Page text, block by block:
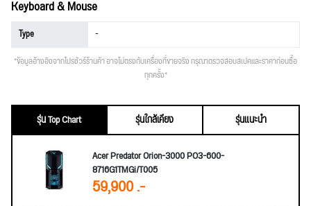
Keyboard & Mouse
Type -
*ข้อมูลอ้างอิงจากโปรชัวร์ร้านค้า อาจไม่ตรงกับเครื่องที่ขายจริง กรุณาตรวจสอบสเปคและราคาก่อนซื้อ
ทุกครั้ง*
รุ่น Top Chart รุ่นใกล้เคียง
รุ่นแนะนำ
Acer Predator Orion-3000 PO3-600-
8716G1TMGi/T005
59,900 .-